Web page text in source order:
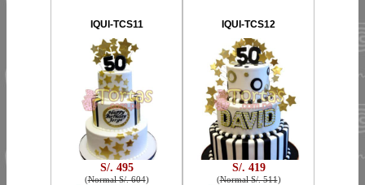
IQUI-TCS11
S/. 495
(Normal S/. 604)
IQUI-TCS12
S/. 419
(Normal S/. 511)